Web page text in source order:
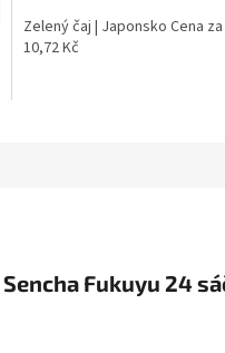
Zelený čaj | Japonsko Cena
10,72 Kč
Sencha Fukuyu 24